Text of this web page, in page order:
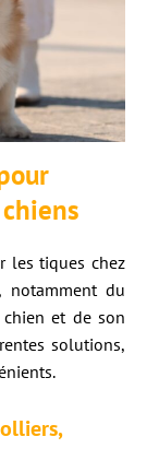
les tiques chez
notamment du
et de son
solutions,